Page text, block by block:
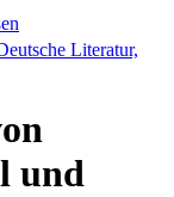
Literatur,
und